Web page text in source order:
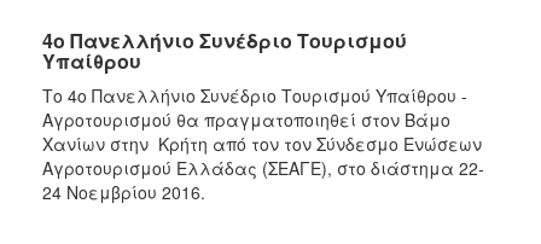
Ηλεκτρονική
Διακυβέρνηση
Σχολικές
Επιτροπές
Αγροτική
Ανάπτυξη
4ο Πανελλήνιο Συνέδριο Τουρισμού
Υπαίθρου
Το 4ο Πανελλήνιο Συνέδριο Τουρισμού Υπαίθρου -
Αγροτουρισμού θα πραγματοποιηθεί στον Βάμο
Χανίων στην Κρήτη από τον τον Σύνδεσμο Ενώσεων
Αγροτουρισμού Ελλάδας (ΣΕΑΓΕ), στο διάστημα 22-
24 Νοεμβρίου 2016.